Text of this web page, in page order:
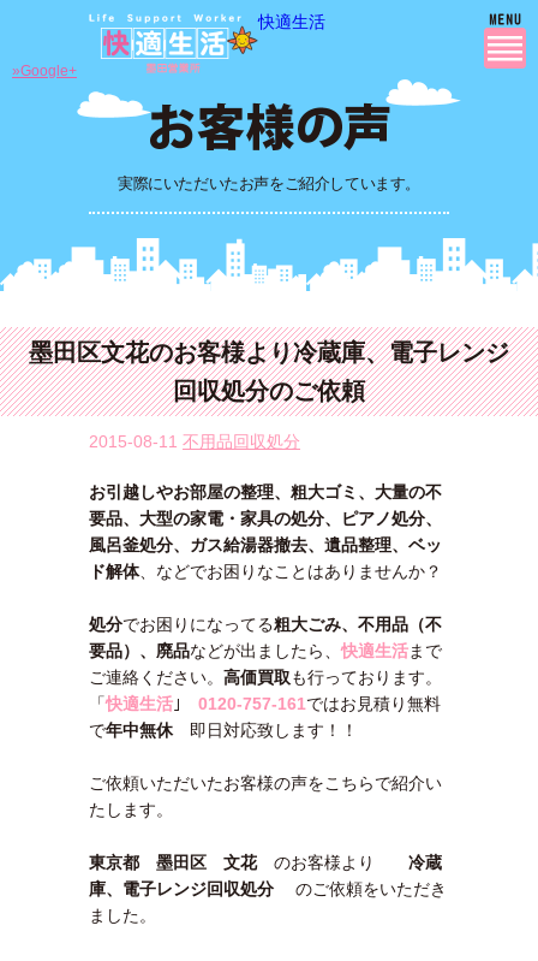
快適生活
実際にいただいたお声をご紹介しています。
»Google+
墨田区文花のお客様より冷蔵庫、電子レンジ
回収処分のご依頼
2015-08-11 不用品回収処分
お引越しやお部屋の整理、粗大ゴミ、大量の不
要品、大型の家電・家具の処分、ピアノ処分、
風呂釜処分、ガス給湯器撤去、遺品整理、ベッ
ド解体、などでお困りなことはありませんか？
処分でお困りになってる粗大ごみ、不用品（不
要品）、廃品などが出ましたら、快適生活まで
ご連絡ください。 高価買取も行っております。
「快適生活 ｣ 0120-757-161ではお見積り無料
で年中無休 即日対応致します！！
ご依頼いただいたお客様の声をこちらで紹介い
たします。
東京都 墨田区 文花のお客様より
冷蔵
庫、電子レンジ回収処分 のご依頼をいただき
ました。